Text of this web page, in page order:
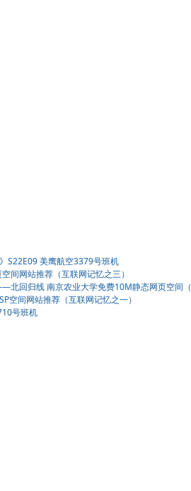
S22E09 美鹰航空3379号班机
间网站推荐（互联网记忆之三）
回归线 南京农业大学免费10M静态网页空间（
空间网站推荐（互联网记忆之一）
号班机